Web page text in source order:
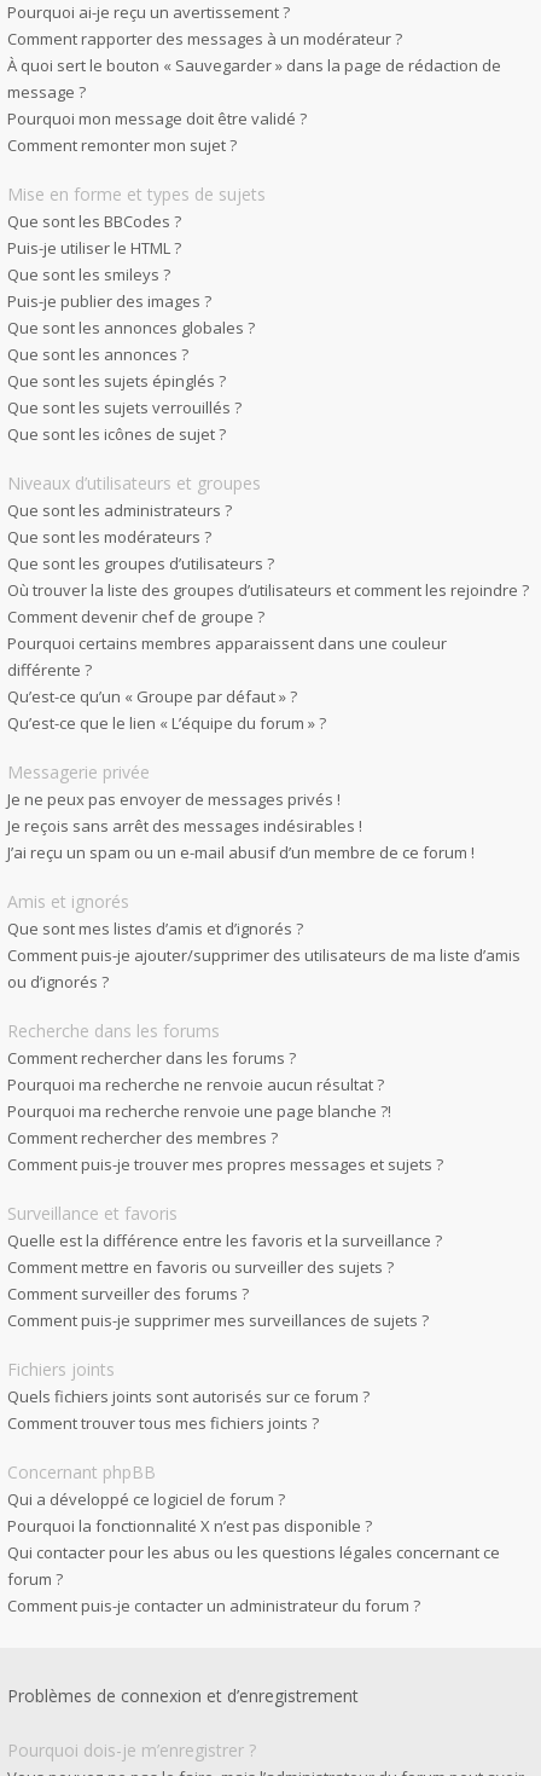
Pourquoi ai-je reçu un avertissement ?
Comment rapporter des messages à un modérateur ?
À quoi sert le bouton « Sauvegarder » dans la page de rédaction de
message ?
Pourquoi mon message doit être validé ?
Comment remonter mon sujet ?
Mise en forme et types de sujets
Que sont les BBCodes ?
Puis-je utiliser le HTML ?
Que sont les smileys ?
Puis-je publier des images ?
Que sont les annonces globales ?
Que sont les annonces ?
Que sont les sujets épinglés ?
Que sont les sujets verrouillés ?
Que sont les icônes de sujet ?
Niveaux d’utilisateurs et groupes
Que sont les administrateurs ?
Que sont les modérateurs ?
Que sont les groupes d’utilisateurs ?
Où trouver la liste des groupes d’utilisateurs et comment les rejoindre ?
Comment devenir chef de groupe ?
Pourquoi certains membres apparaissent dans une couleur
différente ?
Qu’est-ce qu’un « Groupe par défaut » ?
Qu’est-ce que le lien « L’équipe du forum » ?
Messagerie privée
Je ne peux pas envoyer de messages privés !
Je reçois sans arrêt des messages indésirables !
J’ai reçu un spam ou un e-mail abusif d’un membre de ce forum !
Amis et ignorés
Que sont mes listes d’amis et d’ignorés ?
Comment puis-je ajouter/supprimer des utilisateurs de ma liste d’amis
ou d’ignorés ?
Recherche dans les forums
Comment rechercher dans les forums ?
Pourquoi ma recherche ne renvoie aucun résultat ?
Pourquoi ma recherche renvoie une page blanche ?!
Comment rechercher des membres ?
Comment puis-je trouver mes propres messages et sujets ?
Surveillance et favoris
Quelle est la différence entre les favoris et la surveillance ?
Comment mettre en favoris ou surveiller des sujets ?
Comment surveiller des forums ?
Comment puis-je supprimer mes surveillances de sujets ?
Fichiers joints
Quels fichiers joints sont autorisés sur ce forum ?
Comment trouver tous mes fichiers joints ?
Concernant phpBB
Qui a développé ce logiciel de forum ?
Pourquoi la fonctionnalité X n’est pas disponible ?
Qui contacter pour les abus ou les questions légales concernant ce
forum ?
Comment puis-je contacter un administrateur du forum ?
Problèmes de connexion et d’enregistrement
Pourquoi dois-je m’enregistrer ?